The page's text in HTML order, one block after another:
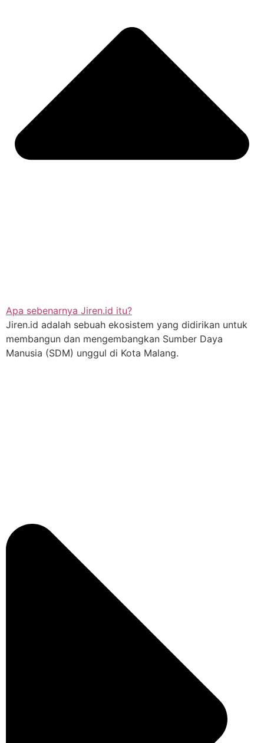
Apa sebenarnya Jiren.id itu?
Jiren.id adalah sebuah ekosistem yang didirikan untuk
membangun dan mengembangkan Sumber Daya
Manusia (SDM) unggul di Kota Malang.